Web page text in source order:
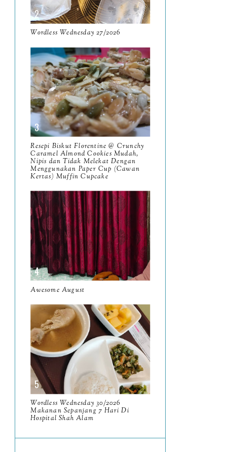
April9
March11
February8
January14
2024130
December19
November12
October10
September13
August9
July 12
June5
May 11
April13
March
February9
January
202393
December11
November8
October
Wordless Wednesday 27/2026
Resepi Biskut Florentine @ Crunchy
Caramel Almond Cookies Mudah,
Nipis dan Tidak Melekat Dengan
Menggunakan Paper Cup (Cawan
Kertas) Muffin Cupcake
Awesome August
Wordless Wednesday 30/2026
Makanan Sepanjang 7 Hari Di
Hospital Shah Alam